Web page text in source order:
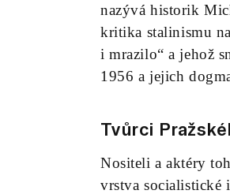
nazývá historik
kritika stalinismu
i mrazilo“ a jehož
1956 a jejich
Tvůrci
Nositeli a aktéry
vrstva socialistické